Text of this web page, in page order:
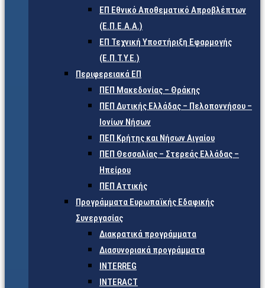
ΕΠ Εθνικό Αποθεματικό Απροβλέπτων
(Ε.Π.Ε.Α.Α.)
ΕΠ Τεχνική Υποστήριξη Εφαρμογής
(Ε.Π.Τ.Υ.Ε.)
Περιφερειακά ΕΠ
ΠΕΠ Μακεδονίας – Θράκης
ΠΕΠ Δυτικής Ελλάδας – Πελοποννήσου –
Ιονίων Νήσων
ΠΕΠ Κρήτης και Νήσων Αιγαίου
ΠΕΠ Θεσσαλίας – Στερεάς Ελλάδας –
Ηπείρου
ΠΕΠ Αττικής
Προγράμματα Ευρωπαϊκής Εδαφικής
Συνεργασίας
Διακρατικά προγράμματα
Διασυνοριακά προγράμματα
INTERREG
INTERACT